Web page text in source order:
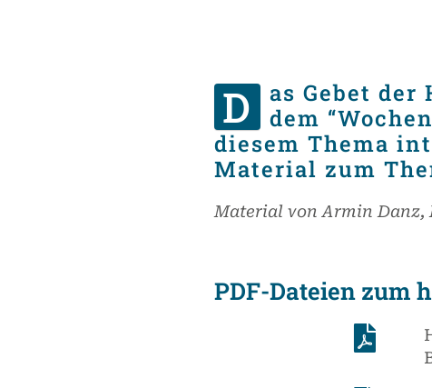
D
as Gebet
dem
diesem Thema
Material zum
Material von Armin Danz,